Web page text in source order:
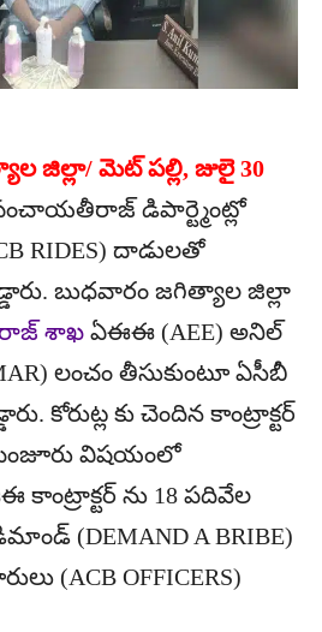
జిల్లా/ మెట్ పల్లి, జులై 30
డిపార్ట్మెంట్లో
RIDES) దాడులతో
బుధవారం జగిత్యాల జిల్లా
శాఖ ఏఈఈ (AEE) అనిల్
లంచం తీసుకుంటూ ఏసీబీ
కోరుట్ల కు చెందిన కాంట్రాక్టర్
మంజూరు విషయంలో
ను 18 పదివేల
(DEMAND A BRIBE)
(ACB OFFICERS)